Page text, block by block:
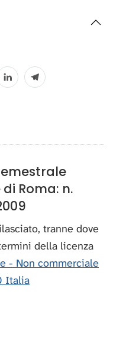
Roma: n.
tranne dove
della licenza
- Non commerciale
Italia